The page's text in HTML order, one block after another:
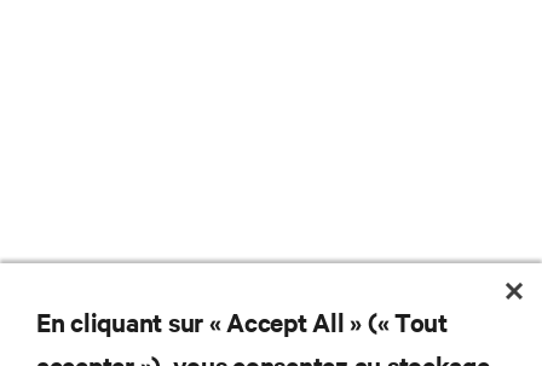
En cliquant sur « Accept All » (« Tout